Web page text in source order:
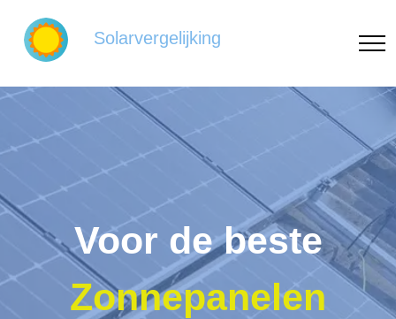
Solarvergelijking
Voor de beste
Zonnepanelen